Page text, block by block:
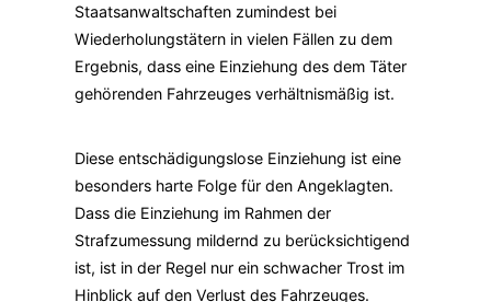
Staatsanwaltschaften zumindest bei
Wiederholungstätern in vielen Fällen zu dem
Ergebnis, dass eine Einziehung des dem Täter
gehörenden Fahrzeuges verhältnismäßig ist.
Diese entschädigungslose Einziehung ist eine
besonders harte Folge für den Angeklagten.
Dass die Einziehung im Rahmen der
Strafzumessung mildernd zu berücksichtigend
ist, ist in der Regel nur ein schwacher Trost im
Hinblick auf den Verlust des Fahrzeuges.